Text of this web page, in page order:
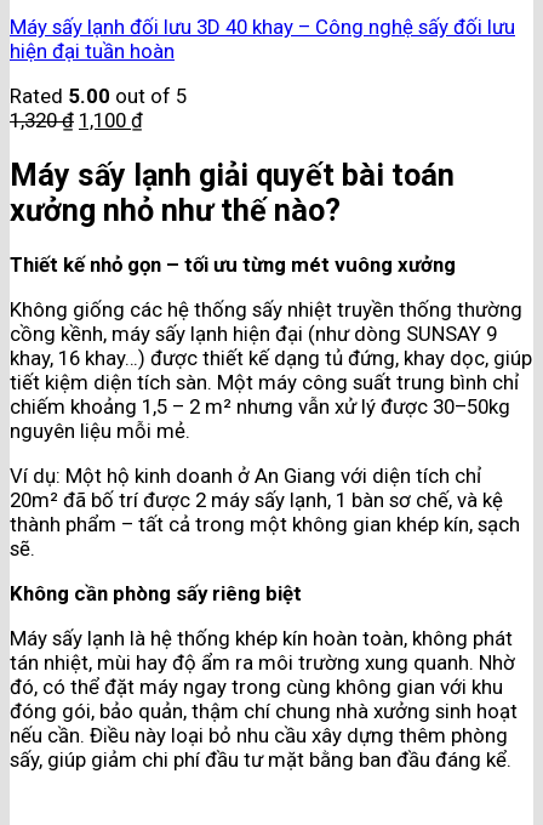
Máy sấy lạnh đối lưu 3D 40 khay – Công nghệ sấy đối lưu
hiện đại tuần hoàn
Rated 5.00 out of 5
1,320₫ 1,100 ₫
Máy sấy lạnh giải quyết bài toán
xưởng nhỏ như thế nào?
Thiết kế nhỏ gọn – tối ưu từng mét vuông xưởng
Không giống các hệ thống sấy nhiệt truyền thống thường
cồng kềnh, máy sấy lạnh hiện đại (như dòng SUNSAY 9
khay, 16 khay…) được thiết kế dạng tủ đứng, khay dọc, giúp
tiết kiệm diện tích sàn. Một máy công suất trung bình chỉ
chiếm khoảng 1,5 – 2 m² nhưng vẫn xử lý được 30–50kg
nguyên liệu mỗi mẻ.
Ví dụ: Một hộ kinh doanh ở An Giang với diện tích chỉ
20m² đã bố trí được 2 máy sấy lạnh, 1 bàn sơ chế, và kệ
thành phẩm – tất cả trong một không gian khép kín, sạch
sẽ.
Không cần phòng sấy riêng biệt
Máy sấy lạnh là hệ thống khép kín hoàn toàn, không phát
tán nhiệt, mùi hay độ ẩm ra môi trường xung quanh. Nhờ
đó, có thể đặt máy ngay trong cùng không gian với khu
đóng gói, bảo quản, thậm chí chung nhà xưởng sinh hoạt
nếu cần. Điều này loại bỏ nhu cầu xây dựng thêm phòng
sấy, giúp giảm chi phí đầu tư mặt bằng ban đầu đáng kể.